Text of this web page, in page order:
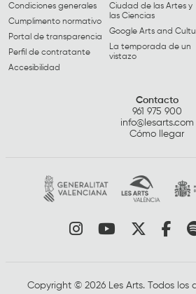
Condiciones generales
Cumplimento normativo
Portal de transparencia
Perfil de contratante
Accesibilidad
Ciudad de las Artes y
las Ciencias
Google Arts and
La temporada de un
vistazo
Contacto
961 975 900
info@lesarts.com
Cómo llegar
Link aLink aLink a
Copyright © 2026 Les Arts. Todos los